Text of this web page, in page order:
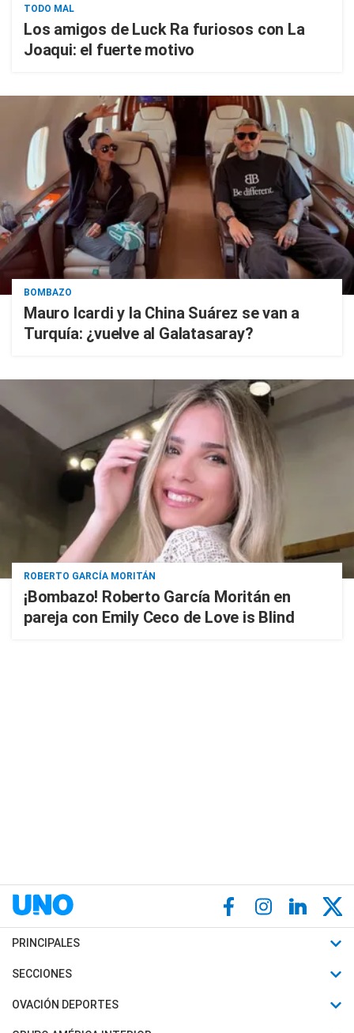
TODO MAL
Los amigos de Luck Ra furiosos con La
Joaqui: el fuerte motivo
BOMBAZO
Mauro Icardi y la China Suárez se van a
Turquía: ¿vuelve al Galatasaray?
ROBERTO GARCÍA MORITÁN
¡Bombazo! Roberto García Moritán en
pareja con Emily Ceco de Love is Blind
PRINCIPALES
Últimas Noticias
Política
SECCIONES
Horóscopo
Motores
OVACIÓN DEPORTES